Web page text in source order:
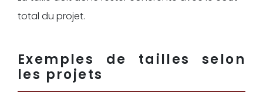
total du projet.
Exemples de tailles selon
les projets